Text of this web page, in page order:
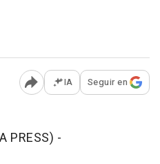
Abrir opciones para
IA Seguir en
PRESS) -